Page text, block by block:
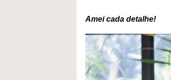
Amei cada detalhe!